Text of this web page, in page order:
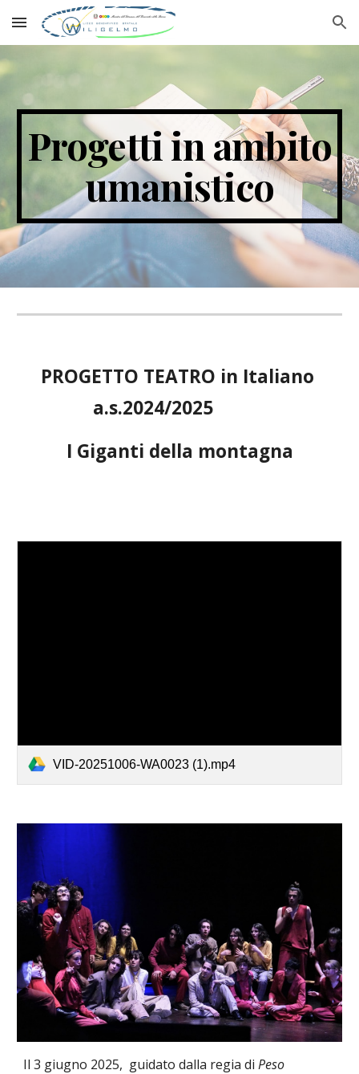
Skip to main content Skip to navigation
Progetti in ambito
umanistico
PROGETTO TEATRO in Italiano
a.s.2024/2025
I Giganti della montagna
VID-20251006-WA0023 (1).mp4
Il 3 giugno 2025, guidatodalla regia diPeso